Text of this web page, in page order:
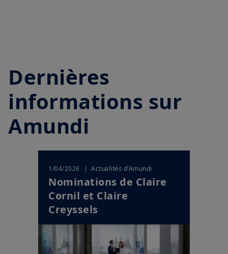
Video
Dernières
informations sur
Amundi
1/04/2026 | Actualités d'Amundi
Nominations de Claire
Cornil et Claire
Creyssels